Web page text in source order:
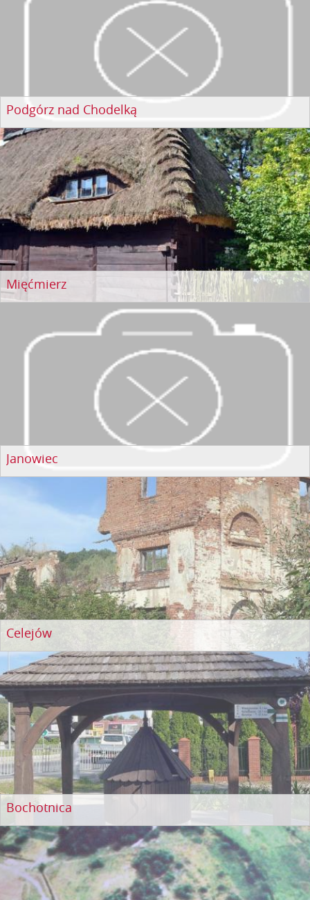
Podgórz nad Chodelką
Mięćmierz
Janowiec
Celejów
Bochotnica